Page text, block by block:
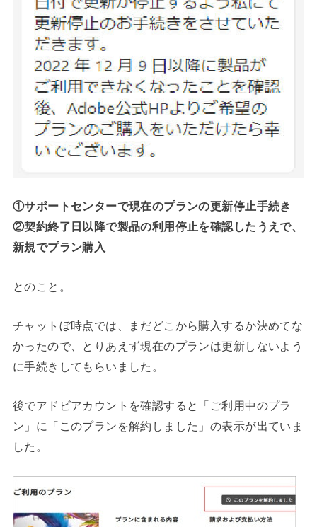
①サポートセンターで現在のプランの更新停止手続き
②契約終了日以降で製品の利用停止を確認したうえで、
新規でプラン購入
とのこと。
チャットぼ時点では、まだどこから購入するか決めてな
かったので、とりあえず現在のプランは更新しないよう
に手続きしてもらいました。
後でアドビアカウントを確認すると「ご利用中のプラ
ン」に「このプランを解約しました」の表示が出ていま
した。